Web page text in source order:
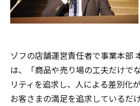
ゾフの店舗運営責任者で事業本部
は、「商品や売り場の工夫だけで
リティを追求し、人による差別化
お客さまの満足を追求しているだ